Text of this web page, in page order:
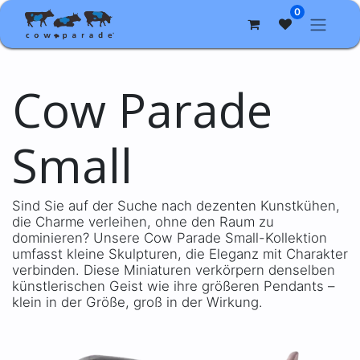
0
Cow Parade
Small
Sind Sie auf der Suche nach dezenten Kunstkühen,
die Charme verleihen, ohne den Raum zu
dominieren? Unsere Cow Parade Small-Kollektion
umfasst kleine Skulpturen, die Eleganz mit Charakter
verbinden. Diese Miniaturen verkörpern denselben
künstlerischen Geist wie ihre größeren Pendants –
klein in der Größe, groß in der Wirkung. ​​